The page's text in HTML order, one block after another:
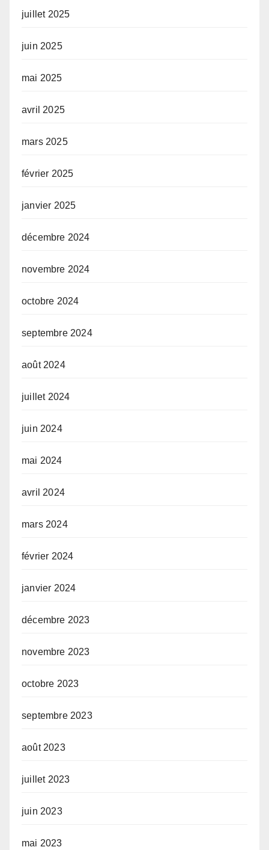
juillet 2025
juin 2025
mai 2025
avril 2025
mars 2025
février 2025
janvier 2025
décembre 2024
novembre 2024
octobre 2024
septembre 2024
août 2024
juillet 2024
juin 2024
mai 2024
avril 2024
mars 2024
février 2024
janvier 2024
décembre 2023
novembre 2023
octobre 2023
septembre 2023
août 2023
juillet 2023
juin 2023
mai 2023